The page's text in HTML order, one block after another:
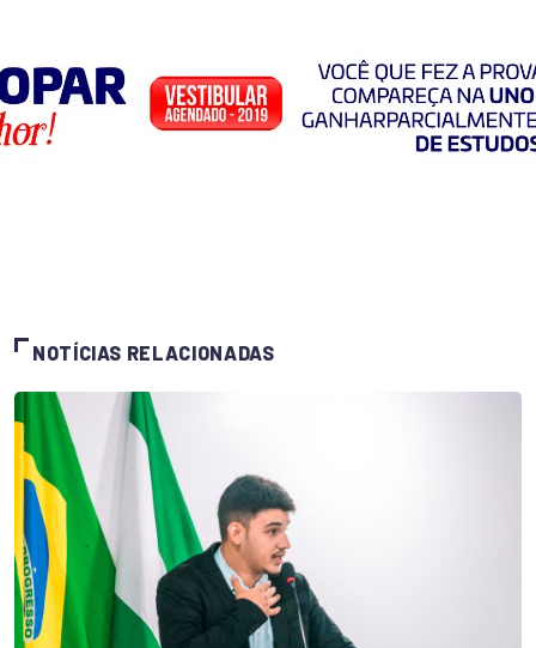
NOTÍCIAS RELACIONADAS